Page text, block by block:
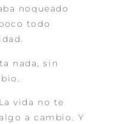
noqueado
todo
nada, sin
vida no te
a cambio. Y